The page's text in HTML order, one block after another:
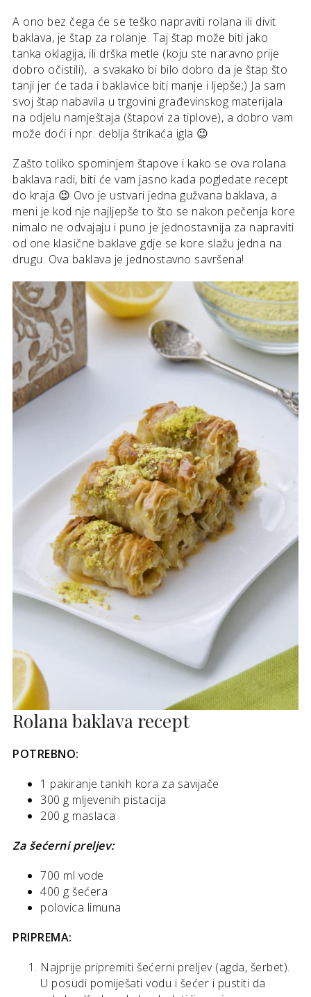
A ono bez čega će se teško napraviti rolana ili divit
baklava, je štap za rolanje. Taj štap može biti jako
tanka oklagija, ili drška metle (koju ste naravno prije
dobro očistili), a svakako bi bilo dobro da je štap što
tanji jer će tada i baklavice biti manje i ljepše;) Ja sam
svoj štap nabavila u trgovini građevinskog materijala
na odjelu namještaja (štapovi za tiplove), a dobro vam
može doći i npr. deblja štrikaća igla 😉
Zašto toliko spominjem štapove i kako se ova rolana
baklava radi, biti će vam jasno kada pogledate recept
do kraja 😉 Ovo je ustvari jedna gužvana baklava, a
meni je kod nje najljepše to što se nakon pečenja kore
nimalo ne odvajaju i puno je jednostavnija za napraviti
od one klasične baklave gdje se kore slažu jedna na
drugu. Ova baklava je jednostavno savršena!
Rolana baklava recept
POTREBNO:
1 pakiranje tankih kora za savijače
300 g mljevenih pistacija
200 g maslaca
Za šećerni preljev:
700 ml vode
400 g šećera
polovica limuna
PRIPREMA:
Najprije pripremiti šećerni preljev (agda, šerbet).
U posudi pomiješati vodu i šećer i pustiti da